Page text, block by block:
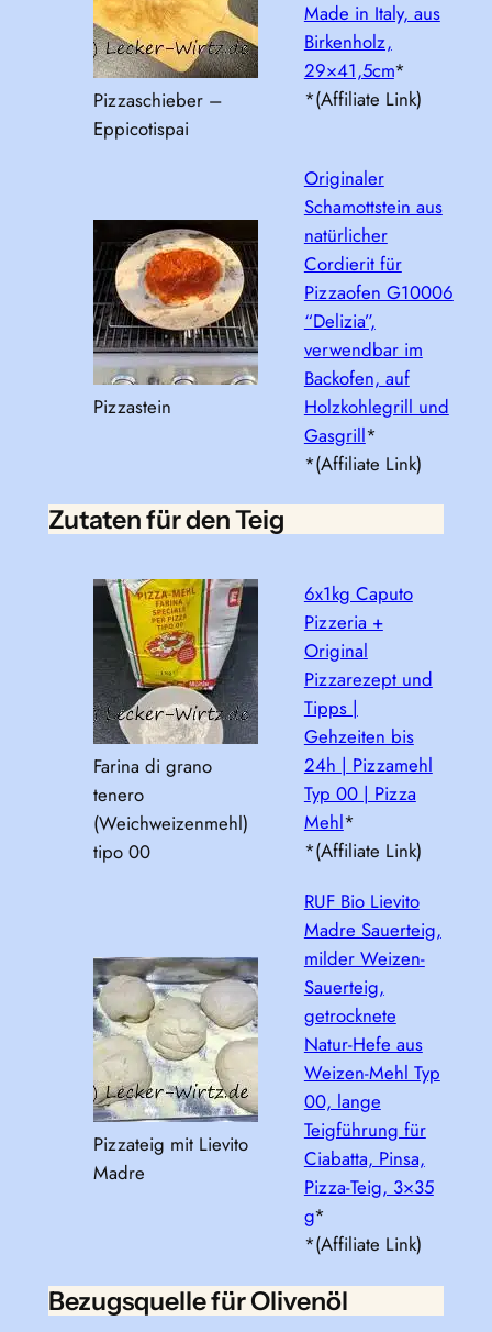
Pizzaschieber –
Eppicotispai
Made in Italy, aus
Birkenholz,
29×41,5cm*
*(Affiliate Link)
Pizzastein
Originaler
Schamottstein aus
natürlicher
Cordierit für
Pizzaofen G10006
“Delizia”,
verwendbar im
Backofen, auf
Holzkohlegrill und
Gasgrill*
*(Affiliate Link)
Zutaten für den Teig
Farina di grano
tenero
(Weichweizenmehl)
tipo 00
6x1kg Caputo
Pizzeria +
Original
Pizzarezept und
Tipps |
Gehzeiten bis
24h | Pizzamehl
Typ 00 | Pizza
Mehl*
*(Affiliate Link)
Pizzateig mit Lievito
Madre
RUF Bio Lievito
Madre Sauerteig,
milder Weizen-
Sauerteig,
getrocknete
Natur-Hefe aus
Weizen-Mehl Typ
00, lange
Teigführung für
Ciabatta, Pinsa,
Pizza-Teig, 3×35
g*
*(Affiliate Link)
Bezugsquelle für Olivenöl